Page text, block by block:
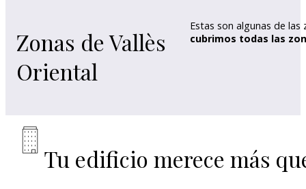
Zonas de Vallès
Oriental
Estas son algunas de
cubrimos todas las
Tu edificio merece más